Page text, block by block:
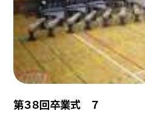
第３８回卒業式 ７